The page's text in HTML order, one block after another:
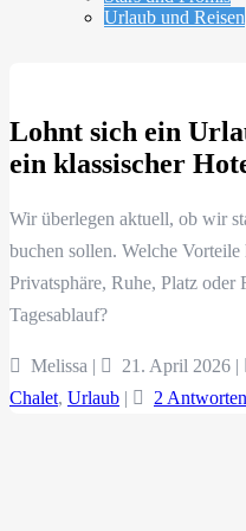
Urlaub und Reisen
Lohnt sich ein
ein klassischer
Wir überlegen aktuell, ob wir
buchen sollen. Welche
Privatsphäre, Ruhe, Platz oder
Tagesablauf?
Melissa | 21. April 2026 |
Chalet, Urlaub | 2 Antworten